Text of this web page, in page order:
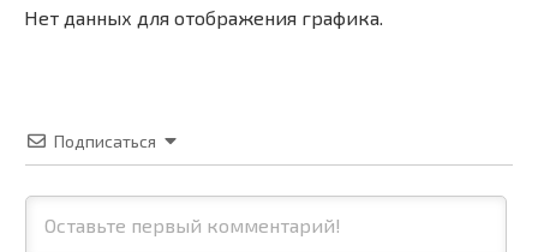
Нет данных для отображения графика.
Подписаться